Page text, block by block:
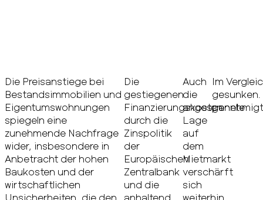
Die Preisanstiege bei
Bestandsimmobilien und
Eigentumswohnungen
spiegeln eine
zunehmende Nachfrage
wider, insbesondere in
Anbetracht der hohen
Baukosten und der
wirtschaftlichen
Unsicherheiten, die den
Die
gestiegenen
Finanzierungskosten
durch die
Zinspolitik
der
Europäischen
Zentralbank
und die
anhaltend
Auch
die
angespannte
Lage
auf
dem
Mietmarkt
verschärft
sich
weiterhin.
Im